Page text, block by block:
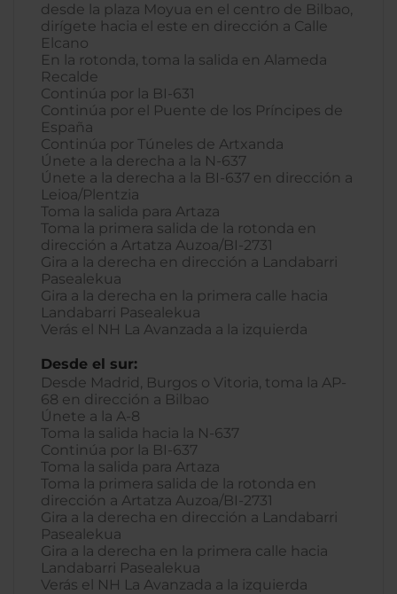
desde la plaza Moyua en el centro de Bilbao,
dirígete hacia el este en dirección a Calle
Elcano
En la rotonda, toma la salida en Alameda
Recalde
Continúa por la BI-631
Continúa por el Puente de los Príncipes de
España
Continúa por Túneles de Artxanda
Únete a la derecha a la N-637
Únete a la derecha a la BI-637 en dirección a
Leioa/Plentzia
Toma la salida para Artaza
Toma la primera salida de la rotonda en
dirección a Artatza Auzoa/BI-2731
Gira a la derecha en dirección a Landabarri
Pasealekua
Gira a la derecha en la primera calle hacia
Landabarri Pasealekua
Verás el NH La Avanzada a la izquierda
Desde el sur:
Desde Madrid, Burgos o Vitoria, toma la AP-
68 en dirección a Bilbao
Únete a la A-8
Toma la salida hacia la N-637
Continúa por la BI-637
Toma la salida para Artaza
Toma la primera salida de la rotonda en
dirección a Artatza Auzoa/BI-2731
Gira a la derecha en dirección a Landabarri
Pasealekua
Gira a la derecha en la primera calle hacia
Landabarri Pasealekua
Verás el NH La Avanzada a la izquierda